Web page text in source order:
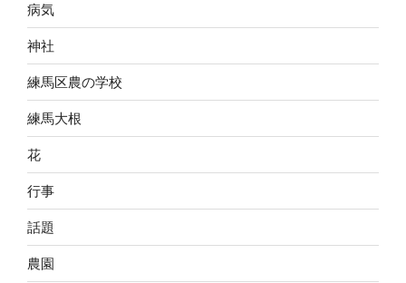
病気
神社
練馬区農の学校
練馬大根
花
行事
話題
農園